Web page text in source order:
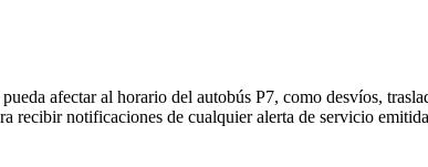
afectar al horario del autobús P7, como desvíos,
recibir notificaciones de cualquier alerta de servicio